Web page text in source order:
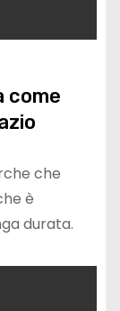
come
che
è
durata.